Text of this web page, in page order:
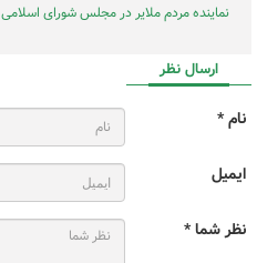
نماینده مردم ملایر در مجلس شورای اسلامی
ارسال نظر
نام *
ایمیل
نظر شما *